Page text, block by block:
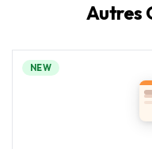
Autres
NEW